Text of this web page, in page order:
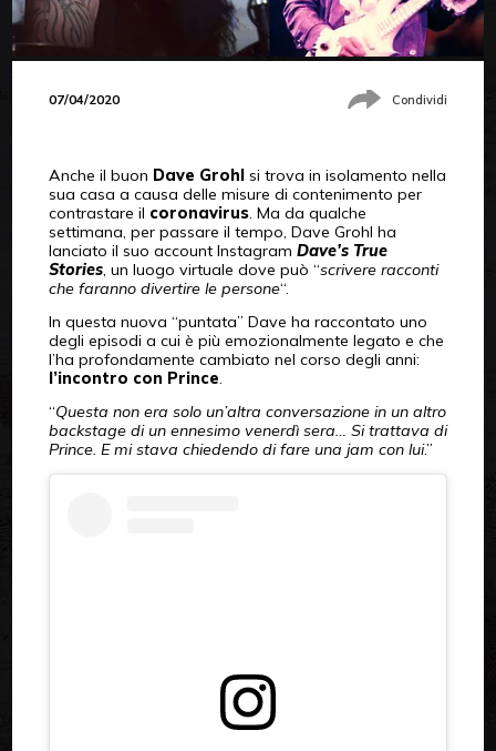
07/04/2020 Condividi
Anche il buon Dave Grohl si trova in isolamento nella
sua casa a causa delle misure di contenimento per
contrastare il coronavirus. Ma da qualche
settimana, per passare il tempo, Dave Grohl ha
lanciato il suo account Instagram Dave’s True
Stories, un luogo virtuale dove può “scrivere racconti
che faranno divertire le persone“.
In questa nuova “puntata” Dave ha raccontato uno
degli episodi a cui è più emozionalmente legato e che
l’ha profondamente cambiato nel corso degli anni:
l’incontro con Prince.
“Questa non era solo un’altra conversazione in un altro
backstage di un ennesimo venerdì sera… Si trattava di
Prince. E mi stava chiedendo di fare una jam con lui.”